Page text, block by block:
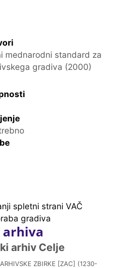
mednarodni standard za
gradiva (2000)
spletni strani VAČ
gradiva
arhiv Celje
ZBIRKE [ZAC] (1230-